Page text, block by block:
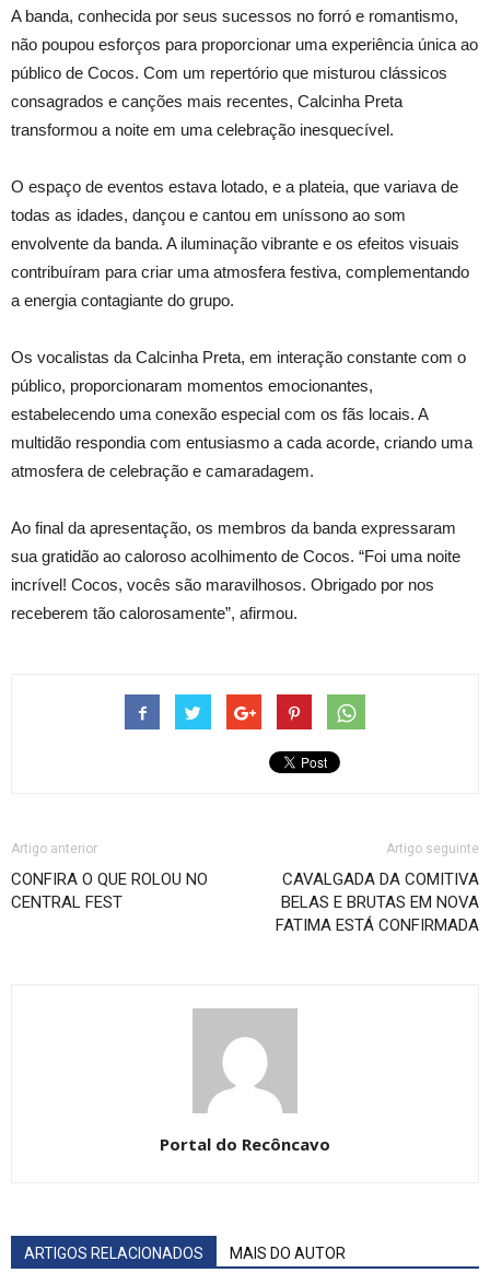
A banda, conhecida por seus sucessos no forró e romantismo,
não poupou esforços para proporcionar uma experiência única ao
público de Cocos. Com um repertório que misturou clássicos
consagrados e canções mais recentes, Calcinha Preta
transformou a noite em uma celebração inesquecível.
O espaço de eventos estava lotado, e a plateia, que variava de
todas as idades, dançou e cantou em uníssono ao som
envolvente da banda. A iluminação vibrante e os efeitos visuais
contribuíram para criar uma atmosfera festiva, complementando
a energia contagiante do grupo.
Os vocalistas da Calcinha Preta, em interação constante com o
público, proporcionaram momentos emocionantes,
estabelecendo uma conexão especial com os fãs locais. A
multidão respondia com entusiasmo a cada acorde, criando uma
atmosfera de celebração e camaradagem.
Ao final da apresentação, os membros da banda expressaram
sua gratidão ao caloroso acolhimento de Cocos. “Foi uma noite
incrível! Cocos, vocês são maravilhosos. Obrigado por nos
receberem tão calorosamente”, afirmou.
Artigo anterior
CONFIRA O QUE ROLOU NO
CENTRAL FEST
Artigo seguinte
CAVALGADA DA COMITIVA
BELAS E BRUTAS EM NOVA
FATIMA ESTÁ CONFIRMADA
Portal do Recôncavo
ARTIGOS RELACIONADOS MAIS DO AUTOR